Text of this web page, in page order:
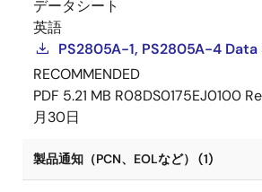
データシート
英語
PS2805A-1, PS2805A-4 Data
RECOMMENDED
PDF 5.21 MB R08DS0175EJ0100
月30日
製品通知（PCN、EOLなど） (1)